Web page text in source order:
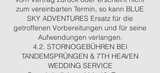
zum vereinbarten Termin, so kann BLUE
SKY ADVENTURES Ersatz für die
getroffenen Vorbereitungen und für seine
Aufwendungen verlangen.
4.2. STORNOGEBÜHREN BEI
TANDEMSPRÜNGEN & 7TH HEAVEN
WEDDING SERVICE